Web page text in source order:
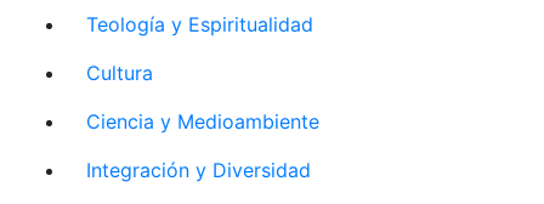
Teología y Espiritualidad
Cultura
Ciencia y Medioambiente
Integración y Diversidad